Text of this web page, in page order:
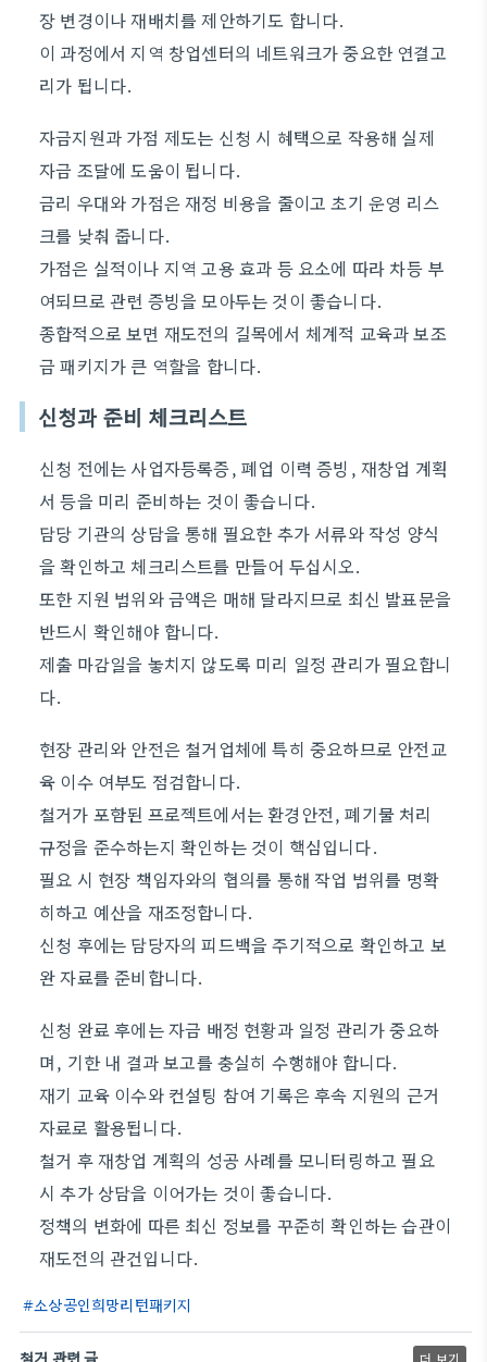
장 변경이나 재배치를 제안하기도 합니다.
이 과정에서 지역 창업센터의 네트워크가 중요한 연결고
리가 됩니다.
자금지원과 가점 제도는 신청 시 혜택으로 작용해 실제
자금 조달에 도움이 됩니다.
금리 우대와 가점은 재정 비용을 줄이고 초기 운영 리스
크를 낮춰 줍니다.
가점은 실적이나 지역 고용 효과 등 요소에 따라 차등 부
여되므로 관련 증빙을 모아두는 것이 좋습니다.
종합적으로 보면 재도전의 길목에서 체계적 교육과 보조
금 패키지가 큰 역할을 합니다.
신청과 준비 체크리스트
신청 전에는 사업자등록증, 폐업 이력 증빙, 재창업 계획
서 등을 미리 준비하는 것이 좋습니다.
담당 기관의 상담을 통해 필요한 추가 서류와 작성 양식
을 확인하고 체크리스트를 만들어 두십시오.
또한 지원 범위와 금액은 매해 달라지므로 최신 발표문을
반드시 확인해야 합니다.
제출 마감일을 놓치지 않도록 미리 일정 관리가 필요합니
다.
현장 관리와 안전은 철거업체에 특히 중요하므로 안전교
육 이수 여부도 점검합니다.
철거가 포함된 프로젝트에서는 환경안전, 폐기물 처리
규정을 준수하는지 확인하는 것이 핵심입니다.
필요 시 현장 책임자와의 협의를 통해 작업 범위를 명확
히하고 예산을 재조정합니다.
신청 후에는 담당자의 피드백을 주기적으로 확인하고 보
완 자료를 준비합니다.
신청 완료 후에는 자금 배정 현황과 일정 관리가 중요하
며, 기한 내 결과 보고를 충실히 수행해야 합니다.
재기 교육 이수와 컨설팅 참여 기록은 후속 지원의 근거
자료로 활용됩니다.
철거 후 재창업 계획의 성공 사례를 모니터링하고 필요
시 추가 상담을 이어가는 것이 좋습니다.
정책의 변화에 따른 최신 정보를 꾸준히 확인하는 습관이
재도전의 관건입니다.
소상공인희망리턴패키지
철거 관련 글 더 보기